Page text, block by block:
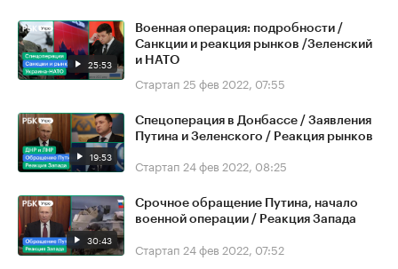
25:53
Военная операция: подробности /
Санкции и реакция рынков /Зеленский
и НАТО
Стартап 25 фев 2022, 07:55
19:53
Спецоперация в Донбассе / Заявления
Путина и Зеленского / Реакция рынков
Стартап 24 фев 2022, 08:25
30:43
Срочное обращение Путина, начало
военной операции / Реакция Запада
Стартап 24 фев 2022, 07:52